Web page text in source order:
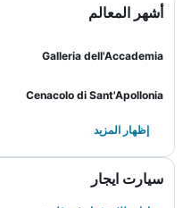
أشهر المعالم
Galleria dell'Accademia
Cenacolo di Sant'Apollonia
إظهار المزيد
سيارت ايجار